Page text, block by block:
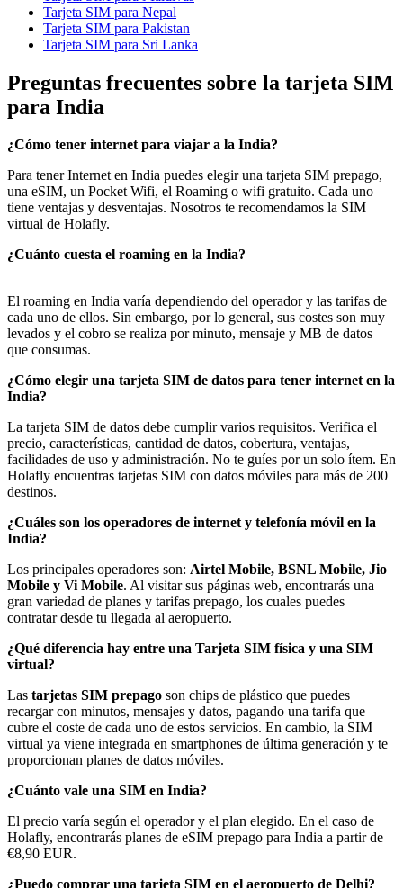
Tarjeta SIM para Nepal
Tarjeta SIM para Pakistan
Tarjeta SIM para Sri Lanka
Preguntas frecuentes sobre la tarjeta SIM
para India
¿Cómo tener internet para viajar a la India?
Para tener Internet en India puedes elegir una tarjeta SIM prepago,
una eSIM, un Pocket Wifi, el Roaming o wifi gratuito. Cada uno
tiene ventajas y desventajas. Nosotros te recomendamos la SIM
virtual de Holafly.
¿Cuánto cuesta el roaming en la India?
El roaming en India varía dependiendo del operador y las tarifas de
cada uno de ellos. Sin embargo, por lo general, sus costes son muy
levados y el cobro se realiza por minuto, mensaje y MB de datos
que consumas.
¿Cómo elegir una tarjeta SIM de datos para tener internet en la
India?
La tarjeta SIM de datos debe cumplir varios requisitos. Verifica el
precio, características, cantidad de datos, cobertura, ventajas,
facilidades de uso y administración. No te guíes por un solo ítem. En
Holafly encuentras tarjetas SIM con datos móviles para más de 200
destinos.
¿Cuáles son los operadores de internet y telefonía móvil en la
India?
Los principales operadores son: Airtel Mobile, BSNL Mobile, Jio
Mobile y Vi Mobile. Al visitar sus páginas web, encontrarás una
gran variedad de planes y tarifas prepago, los cuales puedes
contratar desde tu llegada al aeropuerto.
¿Qué diferencia hay entre una Tarjeta SIM física y una SIM
virtual?
Las tarjetas SIM prepago son chips de plástico que puedes
recargar con minutos, mensajes y datos, pagando una tarifa que
cubre el coste de cada uno de estos servicios. En cambio, la SIM
virtual ya viene integrada en smartphones de última generación y te
proporcionan planes de datos móviles.
¿Cuánto vale una SIM en India?
El precio varía según el operador y el plan elegido. En el caso de
Holafly, encontrarás planes de eSIM prepago para India a partir de
€8,90 EUR.
¿Puedo comprar una tarjeta SIM en el aeropuerto de Delhi?